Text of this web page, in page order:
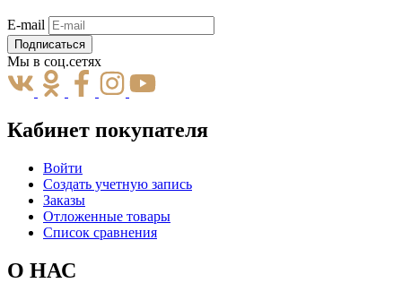
E-mail
Подписаться
Мы в соц.сетях
Кабинет покупателя
Войти
Создать учетную запись
Заказы
Отложенные товары
Список сравнения
О НАС